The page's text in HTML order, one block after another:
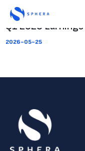
Q1 2026
2026-05-25